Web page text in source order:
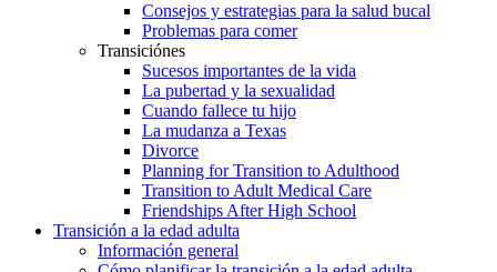
Consejos y estrategias para la salud bucal
Problemas para comer
Transiciónes
Sucesos importantes de la vida
La pubertad y la sexualidad
Cuando fallece tu hijo
La mudanza a Texas
Divorce
Planning for Transition to Adulthood
Transition to Adult Medical Care
Friendships After High School
Transición a la edad adulta
Información general